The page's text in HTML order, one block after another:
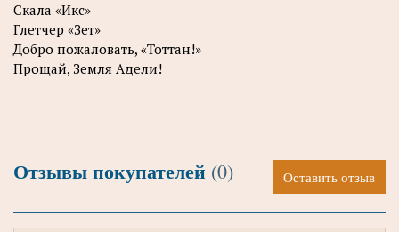
Скала «Икс»
Глетчер «Зет»
Добро пожаловать, «Тоттан!»
Прощай, Земля Адели!
Отзывы покупателей (0) Оставить отзыв